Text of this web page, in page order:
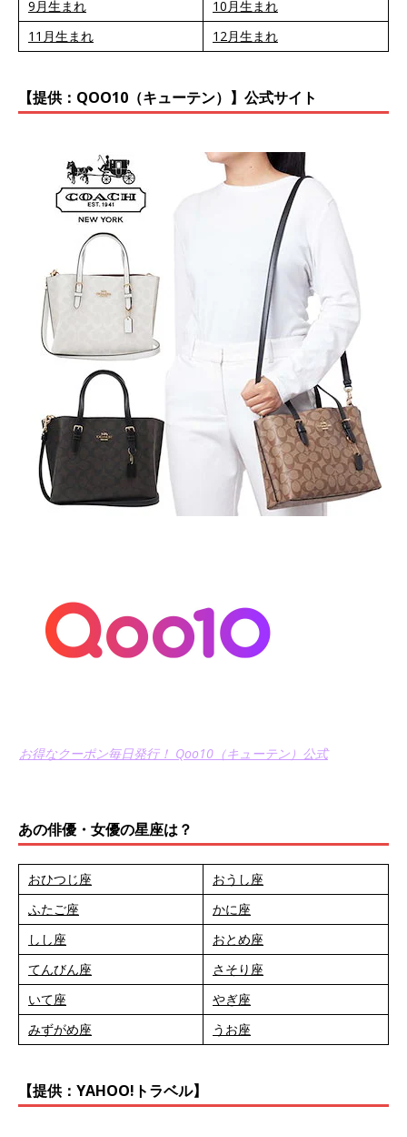
9月生まれ
10月生まれ
11月生まれ
12月生まれ
【提供：QOO10（キューテン）】公式サイト
お得なクーポン毎日発行！ Qoo10（キューテン）公式
あの俳優・女優の星座は？
おひつじ座
おうし座
ふたご座
かに座
しし座
おとめ座
てんびん座
さそり座
いて座
やぎ座
みずがめ座
うお座
【提供：YAHOO!トラベル】